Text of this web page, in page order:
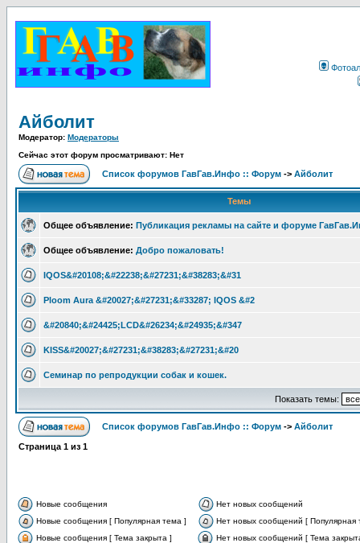
Айболит
Модератор: Модераторы
Сейчас этот форум просматривают: Нет
Список форумов ГавГав.Инфо :: Форум -> Айболит
Темы
Общее объявление: Публикация рекламы на сайте и форуме
Общее объявление: Добро пожаловать!
IQOS&#20108;&#22238;&#27231;&#38283;&#31
Ploom Aura &#20027;&#27231;&#33287; IQOS &#2
&#20840;&#24425;LCD&#26234;&#24935;&#347
KISS&#20027;&#27231;&#38283;&#27231;&#20
Семинар по репродукции собак и кошек.
Показать темы:
Список форумов ГавГав.Инфо :: Форум -> Айболит
Страница 1 из 1
Новые сообщения
Нет новых сообщений
Новые сообщения [ Популярная тема ]
Нет новых сообщений [ Популярная
Новые сообщения [ Тема закрыта ]
Нет новых сообщений [ Тема